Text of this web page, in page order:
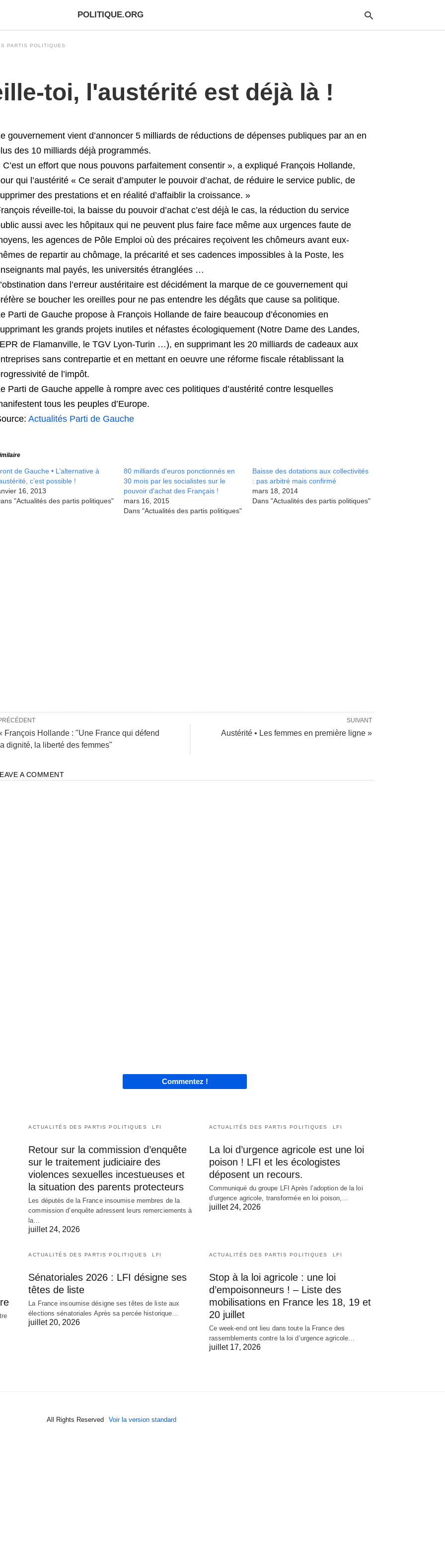
POLITIQUE.ORG
PARTIS POLITIQUES
toi, l'austérité est déjà là !
gouvernement vient d’annoncer 5 milliards de réductions de dépenses publiques par an en
des 10 milliards déjà programmés.
C’est un effort que nous pouvons parfaitement consentir », a expliqué François Hollande,
qui l’austérité « Ce serait d’amputer le pouvoir d’achat, de réduire le service public, de
des prestations et en réalité d’affaiblir la croissance. »
réveille-toi, la baisse du pouvoir d’achat c’est déjà le cas, la réduction du service
aussi avec les hôpitaux qui ne peuvent plus faire face même aux urgences faute de
les agences de Pôle Emploi où des précaires reçoivent les chômeurs avant eux-
de repartir au chômage, la précarité et ses cadences impossibles à la Poste, les
mal payés, les universités étranglées …
dans l’erreur austéritaire est décidément la marque de ce gouvernement qui
se boucher les oreilles pour ne pas entendre les dégâts que cause sa politique.
Parti de Gauche propose à François Hollande de faire beaucoup d’économies en
les grands projets inutiles et néfastes écologiquement (Notre Dame des Landes,
de Flamanville, le TGV Lyon-Turin …), en supprimant les 20 milliards de cadeaux aux
sans contrepartie et en mettant en oeuvre une réforme fiscale rétablissant la
de l’impôt.
Parti de Gauche appelle à rompre avec ces politiques d’austérité contre lesquelles
tous les peuples d’Europe.
Actualités Parti de Gauche
de Gauche • L’alternative à
c’est possible !
16, 2013
"Actualités des partis politiques"
80 milliards d'euros ponctionnés en
30 mois par les socialistes sur le
pouvoir d'achat des Français !
mars 16, 2015
Dans "Actualités des partis politiques"
Baisse des dotations aux collectivités
: pas arbitré mais confirmé
mars 18, 2014
Dans "Actualités des partis politiques"
SUIVANT
Austérité • Les femmes en première ligne »
François Hollande : "Une France qui défend
la dignité, la liberté des femmes"
A COMMENT
Commentez !
ACTUALITÉS DES PARTIS POLITIQUES LFI
Retour sur la commission d’enquête
sur le traitement judiciaire des
violences sexuelles incestueuses et
la situation des parents protecteurs
Les députés de la France insoumise membres de la
commission d’enquête adressent leurs remerciements à
la…
juillet 24, 2026
ACTUALITÉS DES PARTIS POLITIQUES LFI
La loi d’urgence agricole est une loi
poison ! LFI et les écologistes
déposent un recours.
Communiqué du groupe LFI Après l’adoption de la loi
d’urgence agricole, transformée en loi poison,…
juillet 24, 2026
ACTUALITÉS DES PARTIS POLITIQUES LFI
Sénatoriales 2026 : LFI désigne ses
têtes de liste
La France insoumise désigne ses têtes de liste aux
élections sénatoriales Après sa percée historique…
juillet 20, 2026
ACTUALITÉS DES PARTIS POLITIQUES LFI
Stop à la loi agricole : une loi
d’empoisonneurs ! – Liste des
mobilisations en France les 18, 19 et
20 juillet
Ce week-end ont lieu dans toute la France des
rassemblements contre la loi d’urgence agricole…
juillet 17, 2026
All Rights Reserved Voir la version standard